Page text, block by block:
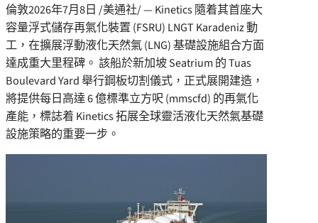
倫敦2026年7月8日 /美通社/ — Kinetics 隨着其首座大
容量浮式儲存再氣化裝置 (FSRU) LNGT Karadeniz 動
工，在擴展浮動液化天然氣 (LNG) 基礎設施組合方面
達成重大里程碑。 該船於新加坡 Seatrium 的 Tuas
Boulevard Yard 舉行鋼板切割儀式，正式展開建造，
將提供每日高達 6 億標準立方呎 (mmscfd) 的再氣化
產能，標誌着 Kinetics 拓展全球靈活液化天然氣基礎
設施策略的重要一步。